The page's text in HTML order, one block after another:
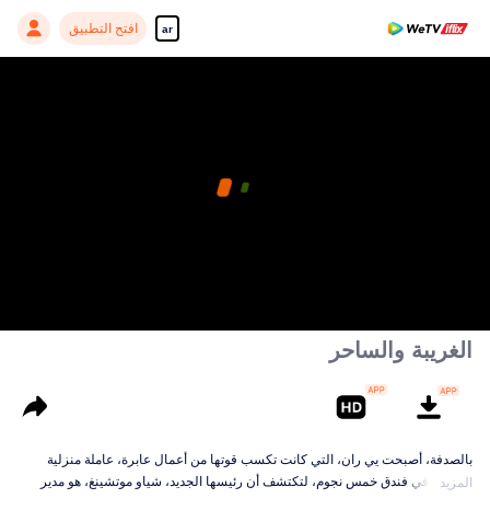
ar افتح التطبيق
الغريبة والساحر
بالصدفة، أصبحت يي ران، التي كانت تكسب قوتها من أعمال عابرة، عاملة منزلية
محترفة في فندق خمس نجوم، لتكتشف أن رئيسها الجديد، شياو موتشينغ، هو مدير
المزيد